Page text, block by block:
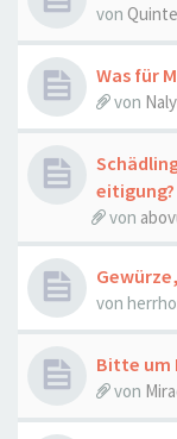
von
Was für
von
eitigung?
von
von
Bitte um
von